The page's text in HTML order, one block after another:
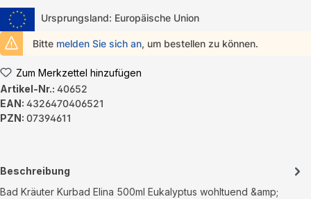
Ursprungsland: Europäische Union
Bitte melden Sie sich an, um bestellen zu können.
Zum Merkzettel hinzufügen
Artikel-Nr.: 40652
EAN: 4326470406521
PZN: 07394611
Beschreibung
Bad Kräuter Kurbad Elina 500ml Eukalyptus wohltuend &amp;